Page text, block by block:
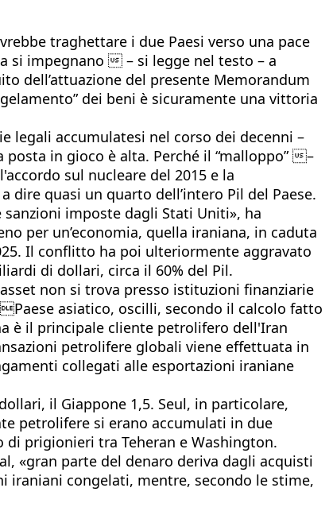
traghettare i due Paesi verso una pace
si impegnano  – si legge nel testo – a
dell’attuazione del presente Memorandum
dei beni è sicuramente una vittoria
legali accumulatesi nel corso dei decenni –
in gioco è alta. Perché il “malloppo” –
sul nucleare del 2015 e la
quasi un quarto dell’intero Pil del Paese.
imposte dagli Stati Uniti», ha
per un’economia, quella iraniana, in caduta
Il conflitto ha poi ulteriormente aggravato
di dollari, circa il 60% del Pil.
non si trova presso istituzioni finanziarie
asiatico, oscilli, secondo il calcolo fatto
è il principale cliente petrolifero dell'Iran
petrolifere globali viene effettuata in
collegati alle esportazioni iraniane
il Giappone 1,5. Seul, in particolare,
petrolifere si erano accumulati in due
prigionieri tra Teheran e Washington.
«gran parte del denaro deriva dagli acquisti
iraniani congelati, mentre, secondo le stime,